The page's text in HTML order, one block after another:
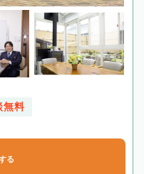
無料
る